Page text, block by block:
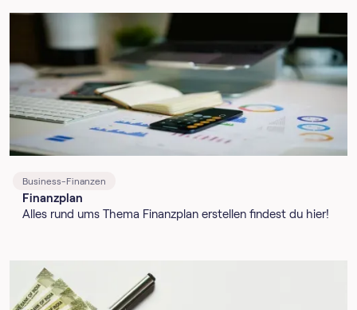
Business-Finanzen
Finanzplan
Alles rund ums Thema Finanzplan erstellen findest du hier!